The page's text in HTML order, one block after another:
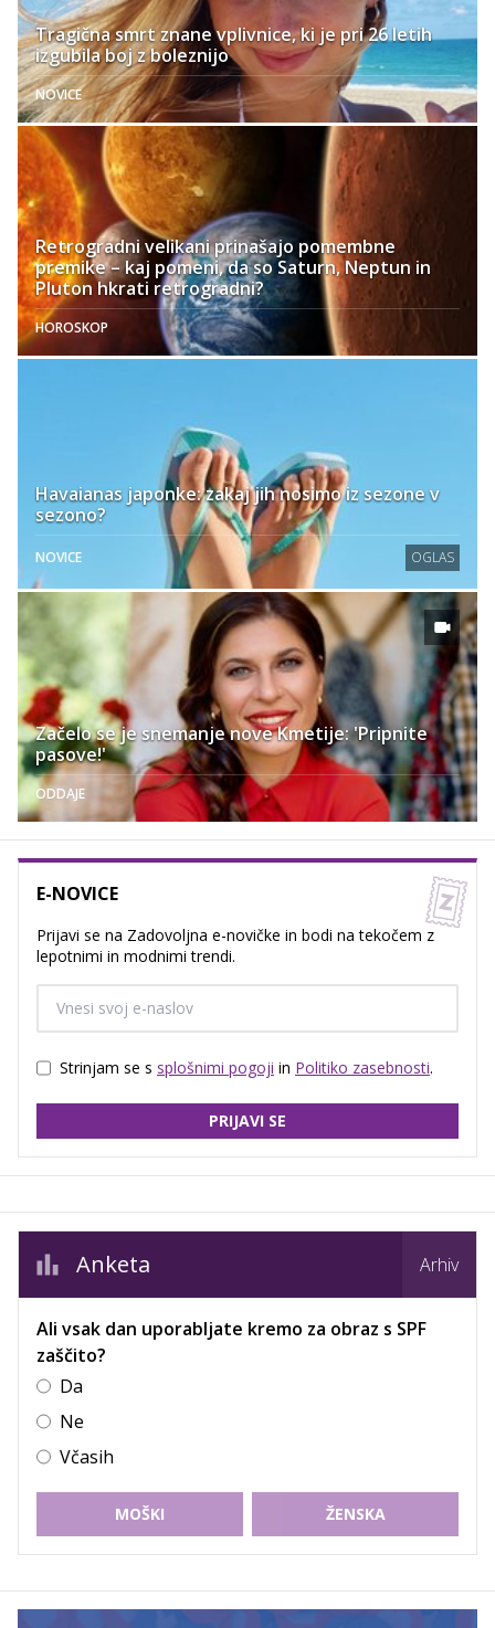
Tragična smrt znane vplivnice, ki je pri 26 letih
izgubila boj z boleznijo
NOVICE
Retrogradni velikani prinašajo pomembne
premike – kaj pomeni, da so Saturn, Neptun in
Pluton hkrati retrogradni?
HOROSKOP
Havaianas japonke: zakaj jih nosimo iz sezone v
sezono?
NOVICE OGLAS
Začelo se je snemanje nove Kmetije: 'Pripnite
pasove!'
ODDAJE
E-NOVICE
Prijavi se na Zadovoljna e-novičke in bodi na tekočem z
lepotnimi in modnimi trendi.
Strinjam se s splošnimi pogoji in Politiko zasebnosti.
PRIJAVI SE
Anketa Arhiv
Ali vsak dan uporabljate kremo za obraz s SPF
zaščito?
Da
Ne
Včasih
MOŠKI ŽENSKA